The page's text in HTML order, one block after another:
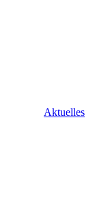
Aktuelles